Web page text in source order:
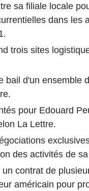
sa filiale locale
dans les
trois sites
bail d'un ensemble
pour Edouard
La Lettre.
des activités de
contrat de
américain pour